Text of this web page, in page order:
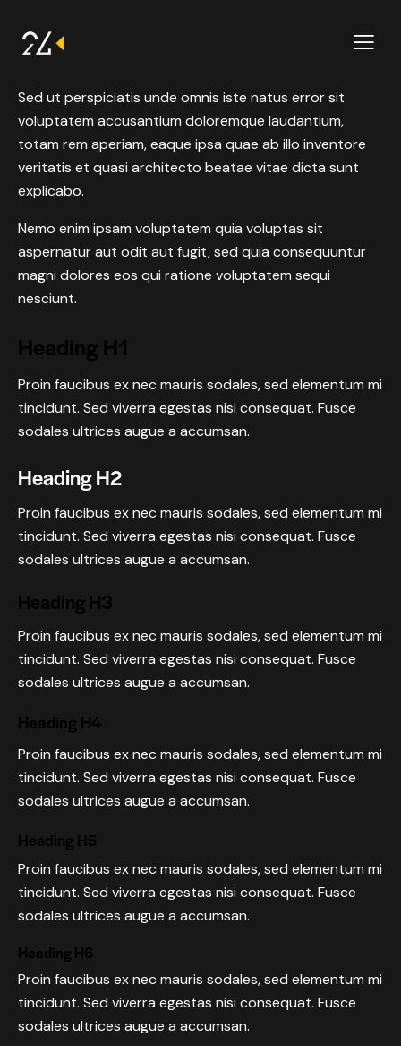
Sed ut perspiciatis unde omnis iste natus error sit
voluptatem accusantium doloremque laudantium,
totam rem aperiam, eaque ipsa quae ab illo inventore
veritatis et quasi architecto beatae vitae dicta sunt
explicabo.
Nemo enim ipsam voluptatem quia voluptas sit
aspernatur aut odit aut fugit, sed quia consequuntur
magni dolores eos qui ratione voluptatem sequi
nesciunt.
Heading H1
Proin faucibus ex nec mauris sodales, sed elementum mi
tincidunt. Sed viverra egestas nisi consequat. Fusce
sodales ultrices augue a accumsan.
Heading H2
Proin faucibus ex nec mauris sodales, sed elementum mi
tincidunt. Sed viverra egestas nisi consequat. Fusce
sodales ultrices augue a accumsan.
Heading H3
Proin faucibus ex nec mauris sodales, sed elementum mi
tincidunt. Sed viverra egestas nisi consequat. Fusce
sodales ultrices augue a accumsan.
Heading H4
Proin faucibus ex nec mauris sodales, sed elementum mi
tincidunt. Sed viverra egestas nisi consequat. Fusce
sodales ultrices augue a accumsan.
Heading H5
Proin faucibus ex nec mauris sodales, sed elementum mi
tincidunt. Sed viverra egestas nisi consequat. Fusce
sodales ultrices augue a accumsan.
Heading H6
Proin faucibus ex nec mauris sodales, sed elementum mi
tincidunt. Sed viverra egestas nisi consequat. Fusce
sodales ultrices augue a accumsan.